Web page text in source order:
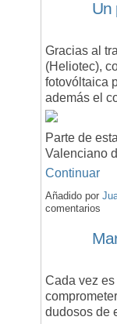
Un
Gracias al
(Heliotec),
fotovóltaica
además el
Parte de
Valenciano
Continuar
Añadido por
comentarios
Cada vez
dudosos de